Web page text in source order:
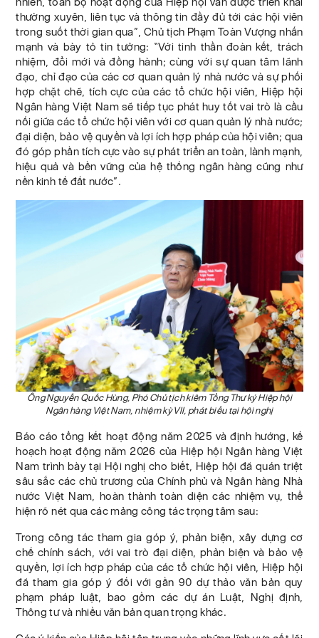
thường xuyên, liên tục và thông tin đầy đủ tới các hội viên
trong suốt thời gian qua”, Chủ tịch Phạm Toàn Vượng nhấn
mạnh và bày tỏ tin tưởng: “Với tinh thần đoàn kết, trách
nhiệm, đổi mới và đồng hành; cùng với sự quan tâm lãnh
đạo, chỉ đạo của các cơ quan quản lý nhà nước và sự phối
hợp chặt chẽ, tích cực của các tổ chức hội viên, Hiệp hội
Ngân hàng Việt Nam sẽ tiếp tục phát huy tốt vai trò là cầu
nối giữa các tổ chức hội viên với cơ quan quản lý nhà nước;
đại diện, bảo vệ quyền và lợi ích hợp pháp của hội viên; qua
đó góp phần tích cực vào sự phát triển an toàn, lành mạnh,
hiệu quả và bền vững của hệ thống ngân hàng cũng như
nền kinh tế đất nước”.
Ông Nguyễn Quốc Hùng, Phó Chủ tịch kiêm Tổng Thư ký Hiệp hội
Ngân hàng Việt Nam, nhiệm kỳ VII, phát biểu tại hội nghị
Báo cáo tổng kết hoạt động năm 2025 và định hướng, kế
hoạch hoạt động năm 2026 của Hiệp hội Ngân hàng Việt
Nam trình bày tại Hội nghị cho biết, Hiệp hội đã quán triệt
sâu sắc các chủ trương của Chính phủ và Ngân hàng Nhà
nước Việt Nam, hoàn thành toàn diện các nhiệm vụ, thể
hiện rõ nét qua các mảng công tác trọng tâm sau:
Trong công tác tham gia góp ý, phản biện, xây dựng cơ
chế chính sách, với vai trò đại diện, phản biện và bảo vệ
quyền, lợi ích hợp pháp của các tổ chức hội viên, Hiệp hội
đã tham gia góp ý đối với gần 90 dự thảo văn bản quy
phạm pháp luật, bao gồm các dự án Luật, Nghị định,
Thông tư và nhiều văn bản quan trọng khác.